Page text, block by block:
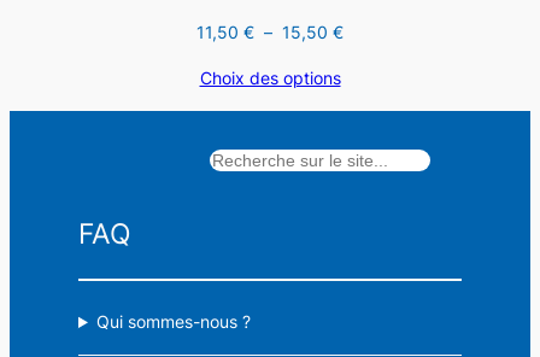
11,50 € – 15,50 €Plage
11,50 €
15,50 €
Choix des options
FAQ
Qui sommes-nous ?